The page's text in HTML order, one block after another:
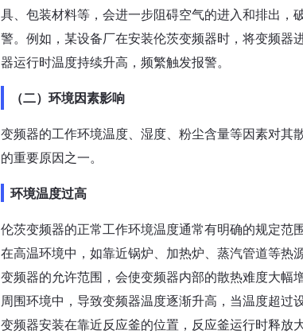
具、包装材料等，会进一步阻碍空气的进入和排出
警。例如，某设备厂在安装伦茨变频器时，将变频
器运行时温度持续升高，频繁触发报警。
（二）环境因素影响
变频器的工作环境温度、湿度、粉尘含量等因素对
的重要原因之一。
环境温度过高
伦茨变频器的正常工作环境温度通常有明确的规定
在高温环境中，如靠近锅炉、加热炉、蒸汽管道等
变频器的允许范围，会使变频器内部的散热难度大
周围环境中，导致变频器温度逐渐升高，当温度超
变频器安装在靠近反应釜的位置，反应釜运行时释